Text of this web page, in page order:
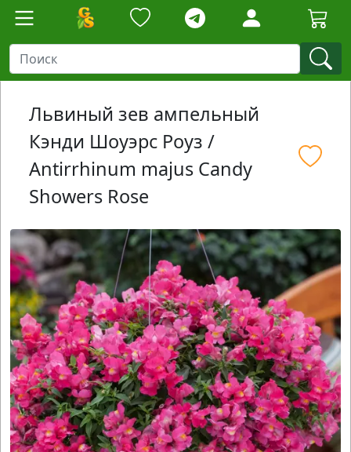
Львиный зев ампельный
Кэнди Шоуэрс Роуз /
Antirrhinum majus Candy
Showers Rose